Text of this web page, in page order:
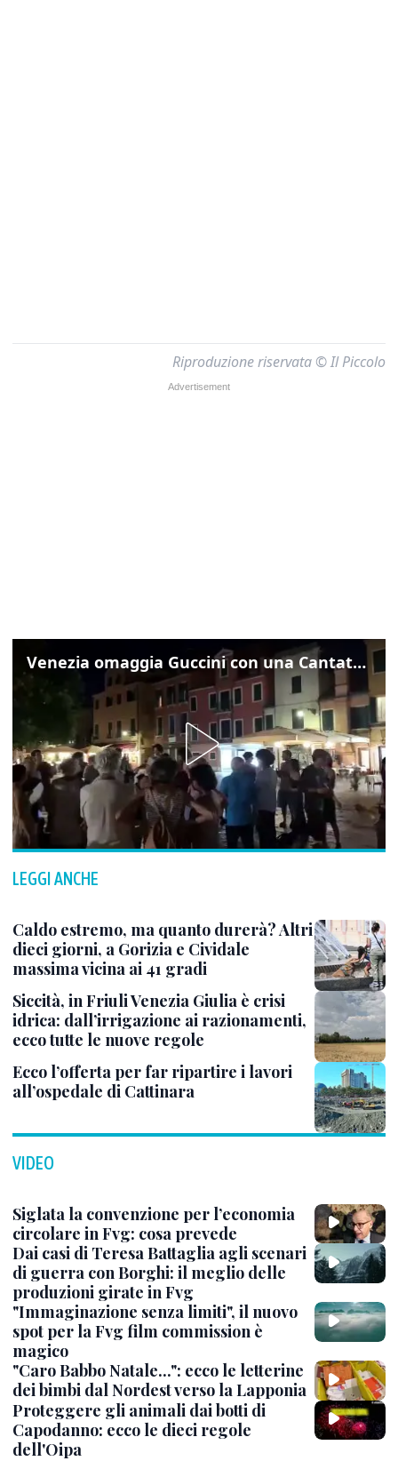
Riproduzione riservata © Il Piccolo
Venezia omaggia Guccini con una Cantata Anarchica in campo Santa Margherita
LEGGI ANCHE
Caldo estremo, ma quanto durerà? Altri
dieci giorni, a Gorizia e Cividale
massima vicina ai 41 gradi
Siccità, in Friuli Venezia Giulia è crisi
idrica: dall’irrigazione ai razionamenti,
ecco tutte le nuove regole
Ecco l’offerta per far ripartire i lavori
all’ospedale di Cattinara
VIDEO
Siglata la convenzione per l’economia
circolare in Fvg: cosa prevede
Dai casi di Teresa Battaglia agli scenari
di guerra con Borghi: il meglio delle
produzioni girate in Fvg
"Immaginazione senza limiti", il nuovo
spot per la Fvg film commission è
magico
"Caro Babbo Natale...": ecco le letterine
dei bimbi dal Nordest verso la Lapponia
Proteggere gli animali dai botti di
Capodanno: ecco le dieci regole
dell'Oipa